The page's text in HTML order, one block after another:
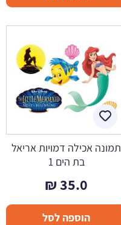
תמונה אכילה דמויות אריאל
בת הים 1
35.0
₪
הוספה לסל